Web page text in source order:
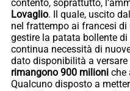
contento, soprattutto,
Lovaglio. Il quale, uscito dal
nel frattempo ai francesi di
gestire la patata bollente di
continua necessità di
dato disponibilità a versare
rimangono 900 milioni che
Qualcuno disposto a